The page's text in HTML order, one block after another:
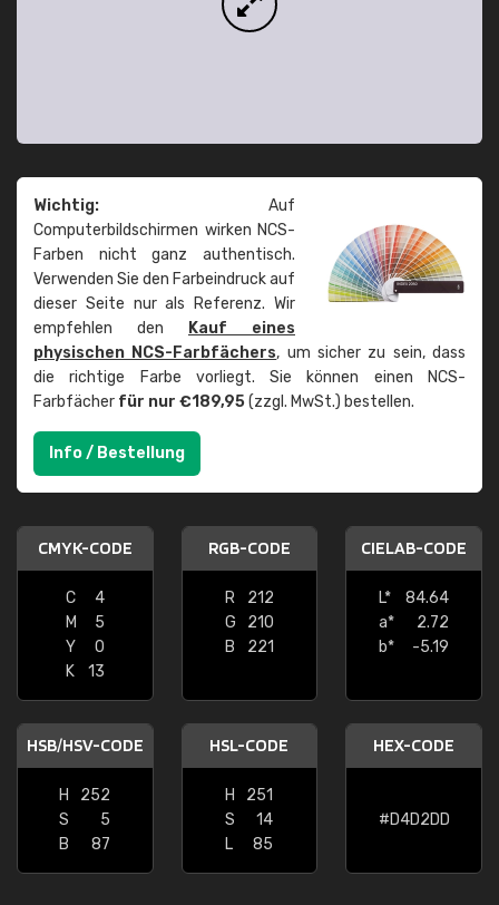
Wichtig: Auf
Computerbildschirmen wirken NCS-
Farben nicht ganz authentisch.
Verwenden Sie den Farbeindruck auf
dieser Seite nur als Referenz. Wir
empfehlen den
Kauf eines
physischen NCS-Farbfächers, um sicher zu sein, dass
die richtige Farbe vorliegt. Sie können einen NCS-
Farbfächer für nur €189,95(zzgl. MwSt.) bestellen.
Info / Bestellung
CMYK-CODE
C
4
M
5
Y
0
K
13
RGB-CODE
R
212
G
210
B
221
CIELAB-CODE
L*
84.64
a*
2.72
b*
-5.19
HSB/HSV-CODE
H
252
S
5
B
87
HSL-CODE
H
251
S
14
L
85
HEX-CODE
#D4D2DD